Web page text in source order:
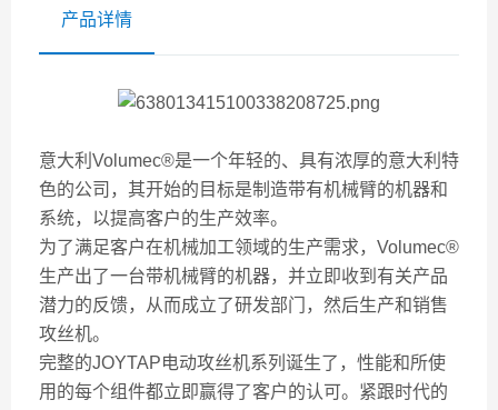
产品详情
意大利Volumec®是一个年轻的、具有浓厚的意大利特
色的公司，其开始的目标是制造带有机械臂的机器和
系统，以提高客户的生产效率。
为了满足客户在机械加工领域的生产需求，Volumec®
生产出了一台带机械臂的机器，并立即收到有关产品
潜力的反馈，从而成立了研发部门，然后生产和销售
攻丝机。
完整的JOYTAP电动攻丝机系列诞生了，性能和所使
用的每个组件都立即赢得了客户的认可。紧跟时代的